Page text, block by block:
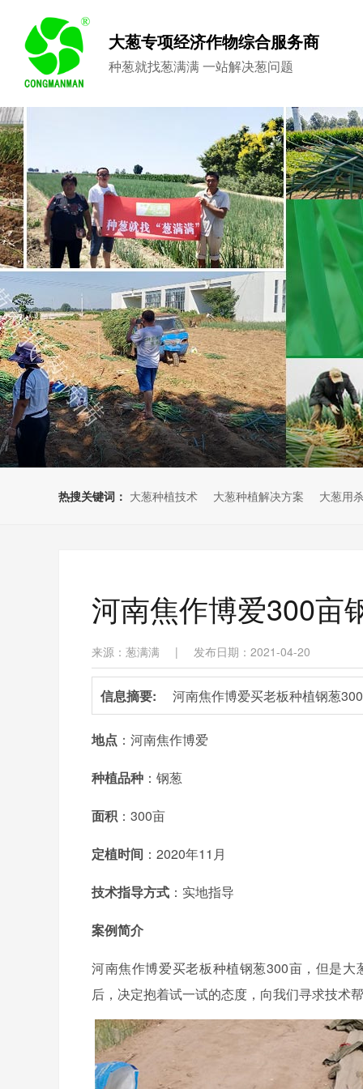
大葱专项经济作物综合服务商
种葱就找葱满满 一站解决葱问题
热搜关键词： 大葱种植技术 大葱种植解决方案 大葱用
河南焦作博爱300亩
来源：葱满满 | 发布日期：2021-04-20
信息摘要: 河南焦作博爱买老板种植钢葱
地点 ：河南焦作博爱
种植品种 ：钢葱
面积 ：300亩
定植时间 ：2020年11月
技术指导方式 ：实地指导
案例简介
河南焦作博爱买老板种植钢葱300亩，但是
后，决定抱着试一试的态度，向我们寻求技术